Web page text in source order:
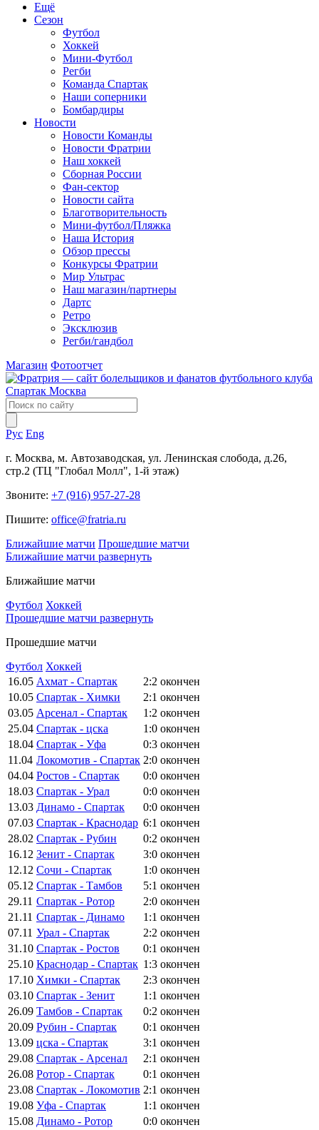
Ещё
Сезон
Футбол
Хоккей
Мини-Футбол
Регби
Команда Спартак
Наши соперники
Бомбардиры
Новости
Новости Команды
Новости Фратрии
Наш хоккей
Сборная России
Фан-cектор
Новости сайта
Благотворительность
Мини-футбол/Пляжка
Наша История
Обзор прессы
Конкурсы Фратрии
Мир Ультрас
Наш магазин/партнеры
Дартс
Ретро
Эксклюзив
Регби/гандбол
Магазин Фотоотчет
Рус Eng
г. Москва, м. Автозаводская, ул. Ленинская слобода, д.26,
стр.2 (ТЦ "Глобал Молл", 1-й этаж)
Звоните: +7 (916) 957-27-28
Пишите: office@fratria.ru
Ближайшие матчи Прошедшие матчи
Ближайшие матчи развернуть
Ближайшие матчи
Футбол Хоккей
Прошедшие матчи развернуть
Прошедшие матчи
Футбол Хоккей
16.05 Ахмат - Спартак 2:2 окончен
10.05 Спартак - Химки 2:1 окончен
03.05 Арсенал - Спартак 1:2 окончен
25.04 Спартак - цска 1:0 окончен
18.04 Спартак - Уфа 0:3 окончен
11.04 Локомотив - Спартак 2:0 окончен
04.04 Ростов - Спартак 0:0 окончен
18.03 Спартак - Урал 0:0 окончен
13.03 Динамо - Спартак 0:0 окончен
07.03 Спартак - Краснодар 6:1 окончен
28.02 Спартак - Рубин 0:2 окончен
16.12 Зенит - Спартак 3:0 окончен
12.12 Сочи - Спартак 1:0 окончен
05.12 Спартак - Тамбов 5:1 окончен
29.11 Спартак - Ротор 2:0 окончен
21.11 Спартак - Динамо 1:1 окончен
07.11 Урал - Спартак 2:2 окончен
31.10 Спартак - Ростов 0:1 окончен
25.10 Краснодар - Спартак 1:3 окончен
17.10 Химки - Спартак 2:3 окончен
03.10 Спартак - Зенит 1:1 окончен
26.09 Тамбов - Спартак 0:2 окончен
20.09 Рубин - Спартак 0:1 окончен
13.09 цска - Спартак 3:1 окончен
29.08 Спартак - Арсенал 2:1 окончен
26.08 Ротор - Спартак 0:1 окончен
23.08 Спартак - Локомотив 2:1 окончен
19.08 Уфа - Спартак 1:1 окончен
15.08 Динамо - Ротор 0:0 окончен